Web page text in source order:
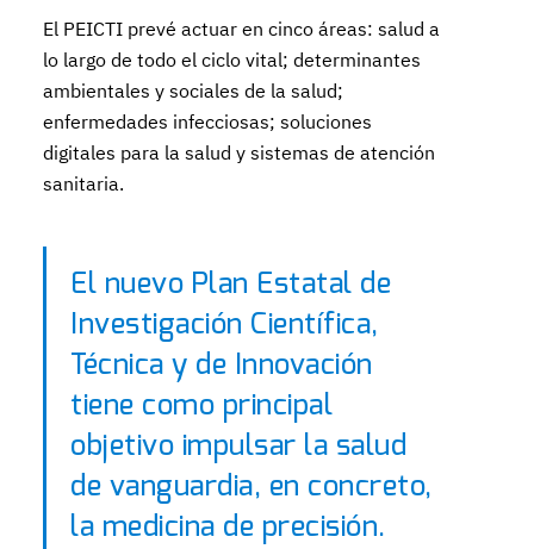
El PEICTI prevé actuar en cinco áreas: salud a
lo largo de todo el ciclo vital; determinantes
ambientales y sociales de la salud;
enfermedades infecciosas; soluciones
digitales para la salud y sistemas de atención
sanitaria.
El nuevo Plan Estatal de
Investigación Científica,
Técnica y de Innovación
tiene como principal
objetivo impulsar la salud
de vanguardia, en concreto,
la medicina de precisión.